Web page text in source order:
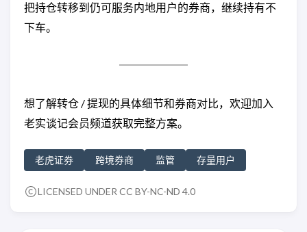
把持仓转移到仍可服务内地用户的券商，继续持有不
下车。
想了解转仓 / 提现的具体细节和券商对比，欢迎加入
老实谈记会员频道获取完整方案。
老虎证券 跨境券商 监管 存量用户
LICENSED UNDERCC BY-NC-ND 4.0